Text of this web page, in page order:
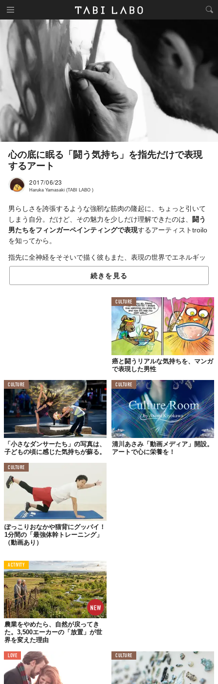
心の底に眠る「闘う気持ち」を指先だけで表現
するアート
2017/06/23
Haruka Yamasaki (TABI LABO )
男らしさを誇張するような強靭な筋肉の隆起に、ちょっと引いて
しまう自分。だけど、その魅力を少しだけ理解できたのは、
闘う
男たちをフィンガーペインティングで表現するアーティストtroilo
を知ってから。
指先に全神経をそそいで描く彼もまた、表現の世界でエネルギッ
シュに戦い続けているようにも見えませんか。
燃えたぎる「感情」に
触れながら描く
有史以来、戦い続ける男たち。浮き上がる筋肉は力の象徴。そこ
に強烈に惹かれたアーティストは、
現するようになりました。
みずからの“指”でなぞりながら、思いのままに。
絵筆や道具に遮られることなく、感覚を研ぎ澄ませながら描くス
タイルは、どこか野生的にも見えてきます。こうすることで、
trolioの中で眠っている「本能」を目覚めさせているのかもしれま
せん。
解き放たれる「闘い」の本能
続きを見る
CULTURE
癌と闘うリアルな気持ちを、マンガ
で表現した男性
CULTURE
「小さなダンサーたち」の写真は、
子どもの頃に感じた気持ちが蘇る。
CULTURE
清川あさみ「動画メディア」開設。
アートで心に栄養を！
CULTURE
ぽっこりおなかや猫背にグッバイ！
1分間の「最強体幹トレーニング」
（動画あり）
ACTIVITY
農業をやめたら、自然が戻ってき
た。3,500エーカーの「放置」が世
界を変えた理由
LOVE CULTURE